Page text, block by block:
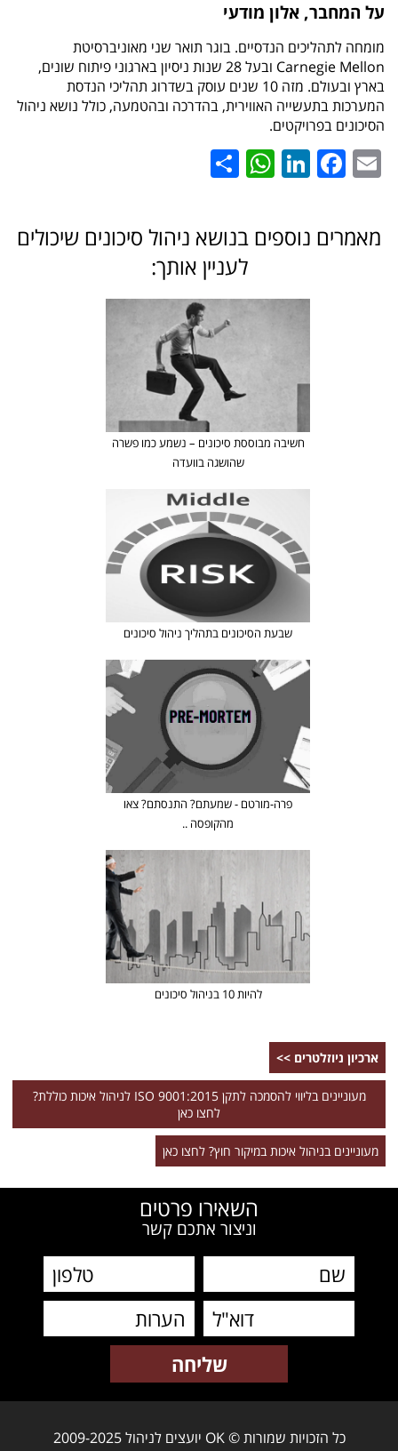
על המחבר, אלון מודעי
מומחה לתהליכים הנדסיים. בוגר תואר שני מאוניברסיטת
Carnegie Mellon ובעל 28 שנות ניסיון בארגוני פיתוח שונים,
בארץ ובעולם. מזה 10 שנים עוסק בשדרוג תהליכי הנדסת
המערכות בתעשייה האווירית, בהדרכה ובהטמעה, כולל נושא ניהול
הסיכונים בפרויקטים.
Email
Facebook
LinkedIn
WhatsApp
מאמרים נוספים בנושא ניהול סיכונים שיכולים
לעניין אותך:
חשיבה מבוססת סיכונים – נשמע כמו פשרה
שהושגה בוועדה
שבעת הסיכונים בתהליך ניהול סיכונים
פרה-מורטם - שמעתם? התנסתם? צאו
מהקופסה ..
להיות 10 בניהול סיכונים
ארכיון ניוזלטרים >>
מעוניינים בליווי להסמכה לתקן ISO 9001:2015 לניהול איכות כוללת?
לחצו כאן
מעוניינים בניהול איכות במיקור חוץ? לחצו כאן
השאירו פרטים
וניצור אתכם קשר
כל הזכויות שמורות © OK יועצים לניהול 2009-2025